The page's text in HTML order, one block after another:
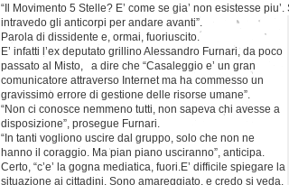
“Il Movimento 5 Stelle? E’ come se gia’ non esistesse
intravedo gli anticorpi per andare avanti”.
Parola di dissidente e, ormai, fuoriuscito.
E’ infatti l’ex deputato grillino Alessandro Furnari, da poco
passato al Misto, a dire che “Casaleggio e’ un gran
comunicatore attraverso Internet ma ha commesso un
gravissimo errore di gestione delle risorse umane”.
“Non ci conosce nemmeno tutti, non sapeva chi avesse a
disposizione”, prosegue Furnari.
“In tanti vogliono uscire dal gruppo, solo che non ne
hanno il coraggio. Ma pian piano usciranno”, anticipa.
Certo, “c’e’ la gogna mediatica, fuori.E’ difficile spiegare la
situazione ai cittadini. Sono amareggiato, e credo si veda,